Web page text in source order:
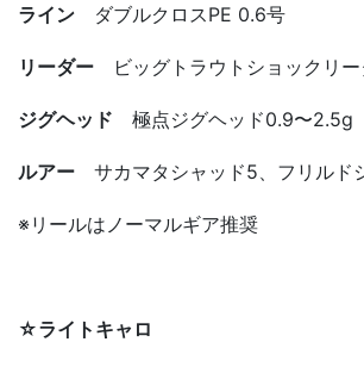
ライン ダブルクロスPE 0.6号
リーダー ビッグトラウトショックリ
ジグヘッド 極点ジグヘッド0.9〜2.5g
ルアー サカマタシャッド5、フリルド
※リールはノーマルギア推奨
☆ライトキャロ